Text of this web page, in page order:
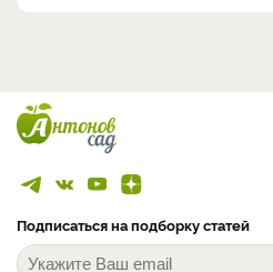
Подписаться на подборку статей